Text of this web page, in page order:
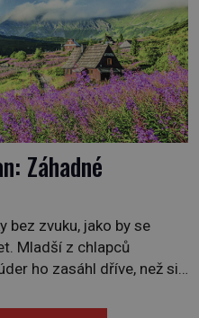
Záhadné
bez zvuku, jako by se
Mladší z chlapců
ho zasáhl dříve, než si
na břehu nebyl